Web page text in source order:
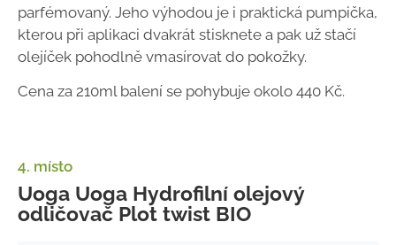
parfémovaný. Jeho výhodou je i praktická pumpička,
kterou při aplikaci dvakrát stisknete a pak už stačí
olejíček pohodlně vmasírovat do pokožky.
Cena za 210ml balení se pohybuje okolo 440 Kč.
4. místo
Uoga Uoga Hydrofilní olejový
odličovač Plot twist BIO